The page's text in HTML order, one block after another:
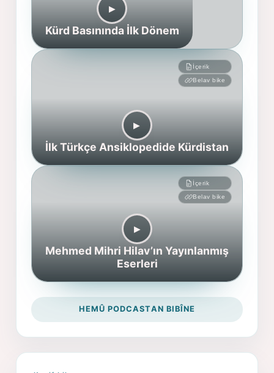
▶︎
Kürd Basınında İlk Dönem
İçerik
Belav bike
▶︎
İlk Türkçe Ansiklopedide Kürdistan
İçerik
Belav bike
▶︎
Mehmed Mihri Hilav’ın Yayınlanmış
Eserleri
HEMÛ PODCASTAN BIBÎNE